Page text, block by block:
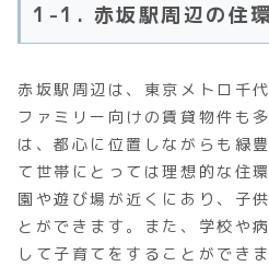
1-1. 赤坂駅周辺の住
赤坂駅周辺は、東京メトロ千
ファミリー向けの賃貸物件も
は、都心に位置しながらも緑
て世帯にとっては理想的な住
園や遊び場が近くにあり、子
とができます。また、学校や
して子育てをすることができ